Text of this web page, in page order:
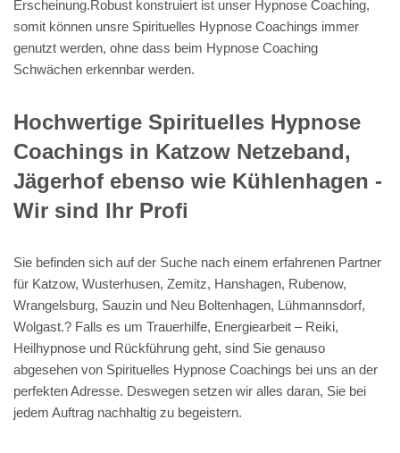
Erscheinung.Robust konstruiert ist unser Hypnose Coaching,
somit können unsre Spirituelles Hypnose Coachings immer
genutzt werden, ohne dass beim Hypnose Coaching
Schwächen erkennbar werden.
Hochwertige Spirituelles Hypnose
Coachings in Katzow Netzeband,
Jägerhof ebenso wie Kühlenhagen -
Wir sind Ihr Profi
Sie befinden sich auf der Suche nach einem erfahrenen Partner
für Katzow, Wusterhusen, Zemitz, Hanshagen, Rubenow,
Wrangelsburg, Sauzin und Neu Boltenhagen, Lühmannsdorf,
Wolgast.? Falls es um Trauerhilfe, Energiearbeit – Reiki,
Heilhypnose und Rückführung geht, sind Sie genauso
abgesehen von Spirituelles Hypnose Coachings bei uns an der
perfekten Adresse. Deswegen setzen wir alles daran, Sie bei
jedem Auftrag nachhaltig zu begeistern.